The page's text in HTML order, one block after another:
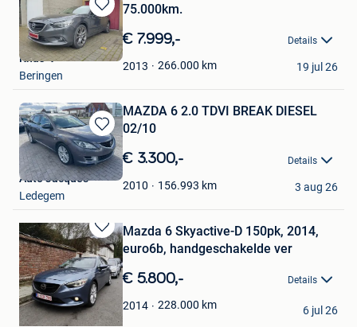
Bewaren
in
Mijn
Favorieten
75.000km.
€ 7.999,- Details
2013 266.000 km
Khas-V
Beringen
19 jul 26
Bewaren
in
Mijn
Favorieten
MAZDA 6 2.0 TDVI BREAK DIESEL
02/10
€ 3.300,- Details
2010 156.993 km
Auto Jacques
Ledegem
3 aug 26
Bewaren
in
Mijn
Favorieten
Mazda 6 Skyactive-D 150pk, 2014,
euro6b, handgeschakelde ver
€ 5.800,- Details
2014 228.000 km
elsto
Jette
6 jul 26